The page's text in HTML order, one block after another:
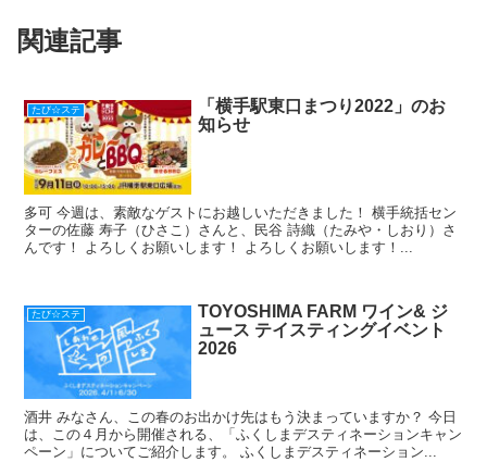
o
k
関連記事
たび☆ステ
「横手駅東口まつり2022」のお
知らせ
多可 今週は、素敵なゲストにお越しいただきました！ 横手統括セン
ターの佐藤 寿子（ひさこ）さんと、民谷 詩織（たみや・しおり）さ
んです！ よろしくお願いします！ よろしくお願いします！...
たび☆ステ
TOYOSHIMA FARM ワイン& ジ
ュース テイスティングイベント
2026
酒井 みなさん、この春のお出かけ先はもう決まっていますか？ 今日
は、この４月から開催される、「ふくしまデスティネーションキャン
ペーン」についてご紹介します。 ふくしまデスティネーション...